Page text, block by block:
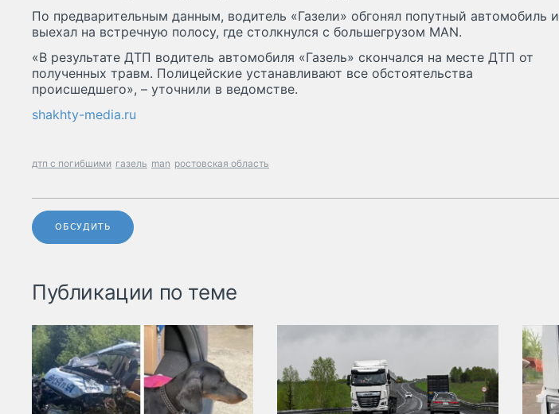
По предварительным данным, водитель «Газели» обгонял попутный автомобиль и
выехал на встречную полосу, где столкнулся с большегрузом MAN.
«В результате ДТП водитель автомобиля «Газель» скончался на месте ДТП от
полученных травм. Полицейские устанавливают все обстоятельства
происшедшего», – уточнили в ведомстве.
shakhty-media.ru
дтп с погибшими газель man ростовская область
ОБСУДИТЬ
Публикации по теме